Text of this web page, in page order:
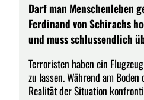
Darf man Menschenleben
Ferdinand von Schirachs
und muss schlussendlich
Terroristen haben ein
zu lassen. Während am
Realität der Situation